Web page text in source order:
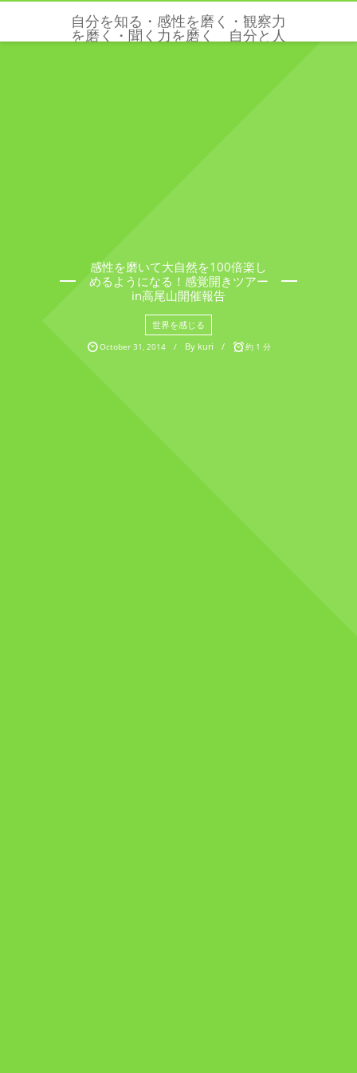
自分を知る・感性を磨く・観察力
を磨く・聞く力を磨く 自分と人
感性を磨いて大自然を100倍楽し
めるようになる！感覚開きツアー
in高尾山開催報告
世界を感じる
October 31, 2014 By kuri 約 1 分